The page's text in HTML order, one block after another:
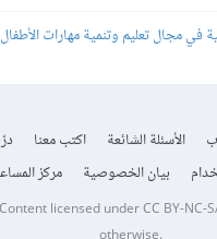
في مجال تعليم وتنمية مهارات الأطفال
الأسئلة الشائعة اكتب معنا
بيان الخصوصية مركز
Content licensed underCC BY-NC-